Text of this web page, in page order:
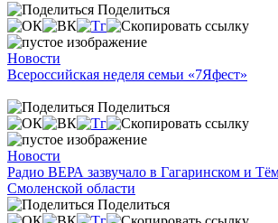
Поделиться
Новости
Всероссийская неделя семьи «7Яфест»
Поделиться
Новости
Радио ВЕРА зазвучало в Гагаринском и
Смоленской области
Поделиться